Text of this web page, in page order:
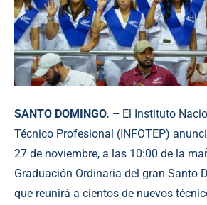
SANTO DOMINGO. – El Instituto
Técnico Profesional (INFOTEP)
27 de noviembre, a las 10:00 de la
Graduación Ordinaria del gran Santo
que reunirá a cientos de nuevos